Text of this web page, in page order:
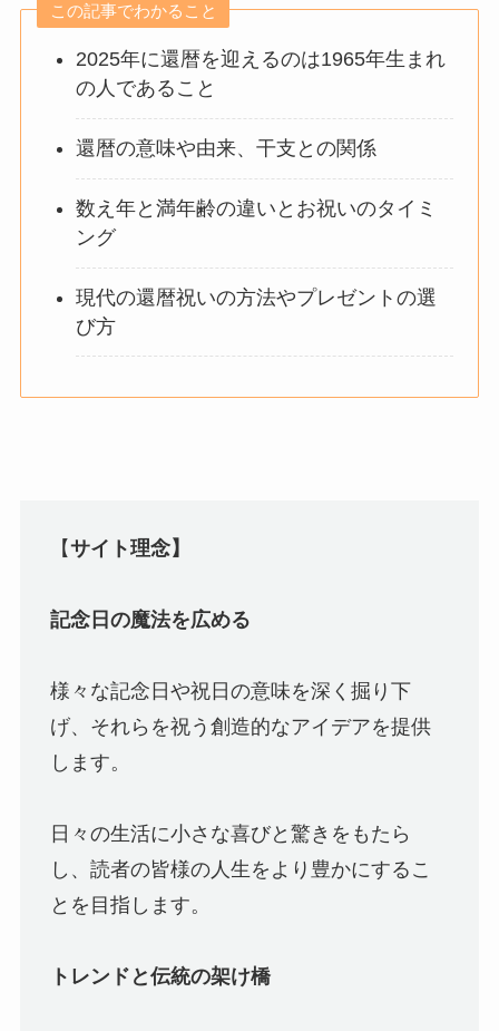
この記事でわかること
2025年に還暦を迎えるのは1965年生まれ
の人であること
還暦の意味や由来、干支との関係
数え年と満年齢の違いとお祝いのタイミ
ング
現代の還暦祝いの方法やプレゼントの選
び方
【サイト理念】
記念日の魔法を広める
様々な記念日や祝日の意味を深く掘り下
げ、それらを祝う創造的なアイデアを提供
します。
日々の生活に小さな喜びと驚きをもたら
し、読者の皆様の人生をより豊かにするこ
とを目指します。
トレンドと伝統の架け橋